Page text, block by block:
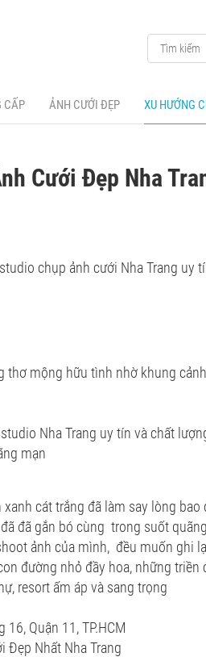
CẤP ẢNH CƯỚI ĐẸP XU HƯỚNG
Cưới Đẹp Nha
chụp ảnh cưới Nha Trang uy
thơ mộng hữu tình nhờ khung
Nha Trang uy tín và chất
mạn
cát trắng đã làm say lòng
đã gắn bó cùng trong suốt
ảnh của mình, đều muốn ghi
đường nhỏ đầy hoa, những triền
resort ấm áp và sang trọng
Quận 11, TP.HCM
Nhất Nha Trang